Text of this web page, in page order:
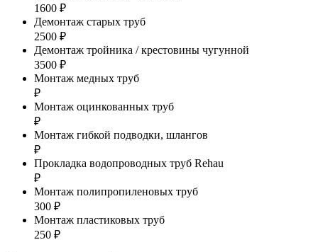
1600 ₽
Демонтаж старых труб
2500 ₽
Демонтаж тройника / крестовины чугунной
3500 ₽
Монтаж медных труб
₽
Монтаж оцинкованных труб
₽
Монтаж гибкой подводки, шлангов
₽
Прокладка водопроводных труб Rehau
₽
Монтаж полипропиленовых труб
300 ₽
Монтаж пластиковых труб
250 ₽